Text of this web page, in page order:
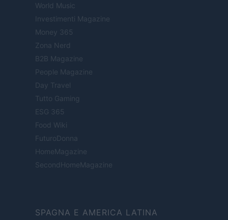
World Music
Investimenti Magazine
Money 365
Zona Nerd
B2B Magazine
People Magazine
Day Travel
Tutto Gaming
ESG 365
Food Wiki
FuturoDonna
HomeMagazine
SecondHomeMagazine
SPAGNA E AMERICA LATINA